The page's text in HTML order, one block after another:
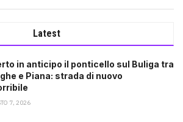
Latest
in anticipo il ponticello sul Buliga tra
e Piana: strada di nuovo
7, 2026